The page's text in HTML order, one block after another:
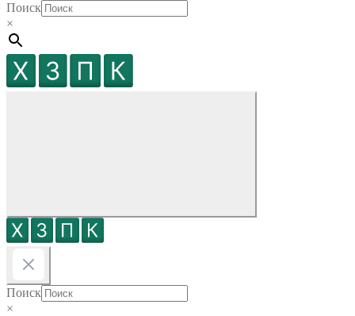
Поиск
×
Поиск
×